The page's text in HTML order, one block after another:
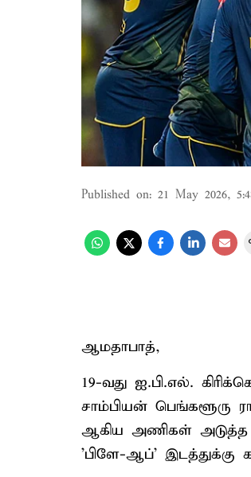
Published on: 21 May 2026,
ஆமதாபாத்,
19-வது ஐ.பி.எல்.
சாம்பியன்
ஆகிய அணிகள் அடுத்த
'பிளே-ஆப்' இடத்துக்கு